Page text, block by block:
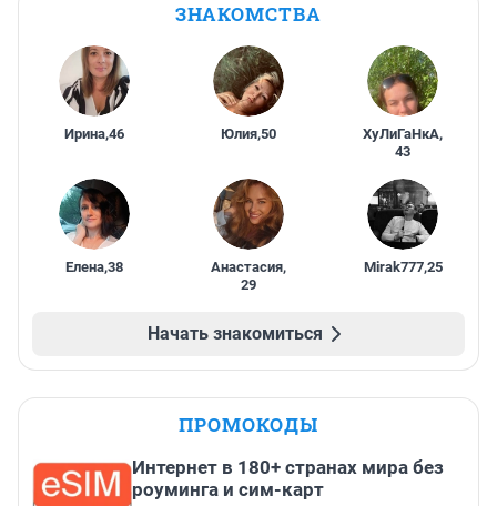
ЗНАКОМСТВА
Ирина,46 Юлия,50 ХуЛиГаНкА,
43
Елена,38 Анастасия,
29
Mirak777,25
Начать знакомиться
ПРОМОКОДЫ
Интернет в 180+ странах мира без
роуминга и сим-карт